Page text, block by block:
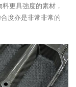
更具強度的素材，
度亦是非常非常的